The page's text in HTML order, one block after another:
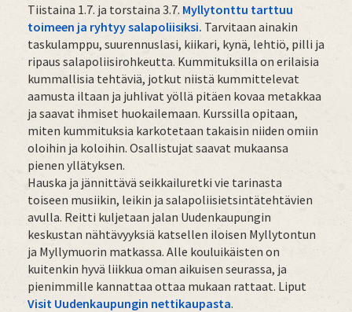
Tiistaina 1.7. ja torstaina 3.7. Myllytonttu tarttuu
toimeen ja ryhtyy salapoliisiksi. Tarvitaan ainakin
taskulamppu, suurennuslasi, kiikari, kynä, lehtiö, pilli ja
ripaus salapoliisirohkeutta. Kummituksilla on erilaisia
kummallisia tehtäviä, jotkut niistä kummittelevat
aamusta iltaan ja juhlivat yöllä pitäen kovaa metakkaa
ja saavat ihmiset huokailemaan. Kurssilla opitaan,
miten kummituksia karkotetaan takaisin niiden omiin
oloihin ja koloihin. Osallistujat saavat mukaansa
pienen yllätyksen.
Hauska ja jännittävä seikkailuretki vie tarinasta
toiseen musiikin, leikin ja salapoliisietsintätehtävien
avulla. Reitti kuljetaan jalan Uudenkaupungin
keskustan nähtävyyksiä katsellen iloisen Myllytontun
ja Myllymuorin matkassa. Alle kouluikäisten on
kuitenkin hyvä liikkua oman aikuisen seurassa, ja
pienimmille kannattaa ottaa mukaan rattaat. Liput
Visit Uudenkaupungin nettikaupasta.